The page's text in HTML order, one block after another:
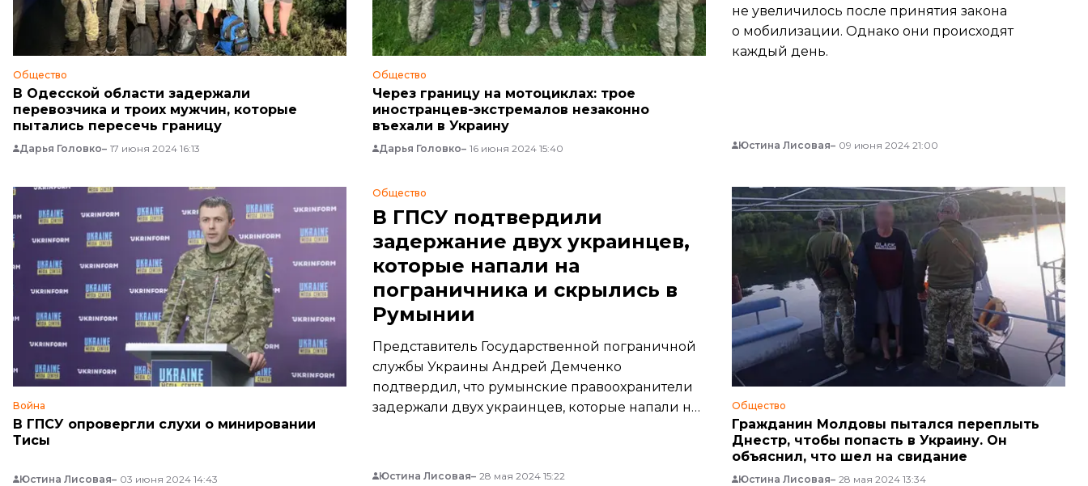
Общество
В Одесской области задержали
перевозчика и троих мужчин, которые
пытались пересечь границу
Дарья Головко 17 июня 2024 16:13
Общество
Через границу на мотоциклах: трое
иностранцев-экстремалов незаконно
въехали в Украину
Дарья Головко 16 июня 2024 15:40
не увеличилось после принятия закона
о мобилизации. Однако они происходят
каждый день.
Юстина Лисовая 09 июня 2024 21:00
Война
В ГПСУ опровергли слухи о минировании
Тисы
Юстина Лисовая 03 июня 2024 14:43
Общество
В ГПСУ подтвердили
задержание двух украинцев,
которые напали на
пограничника и скрылись в
Румынии
Представитель Государственной пограничной
службы Украины Андрей Демченко
подтвердил, что румынские правоохранители
задержали двух украинцев, которые напали на
Юстина Лисовая 28 мая 2024 15:22
Общество
Гражданин Молдовы пытался переплыть
Днестр, чтобы попасть в Украину. Он
объяснил, что шел на свидание
Юстина Лисовая 28 мая 2024 13:34